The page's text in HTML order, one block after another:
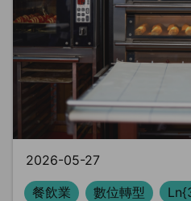
Ln{360°}
Insighta{360°}
BLS
Ln{Fusion}
Data Clean Room
Event & Webinar
English
Tiếng Việt
2026-05-27
餐飲業
數位轉型